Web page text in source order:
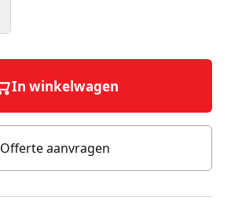
In winkelwagen
Offerte aanvragen